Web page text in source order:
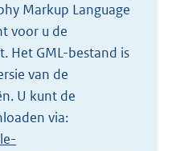
t
t
e
3
K
b
Markup Language
voor u de
Het GML-bestand is
van de
U kunt de
via: